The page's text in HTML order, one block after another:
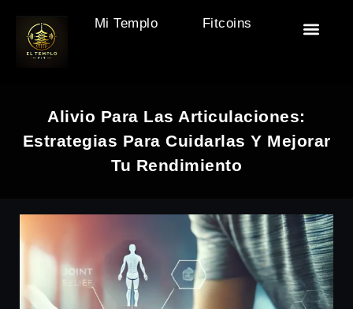
Mi Templo Fitcoins
Alivio Para Las Articulaciones:
Estrategias Para Cuidarlas Y Mejorar
Tu Rendimiento